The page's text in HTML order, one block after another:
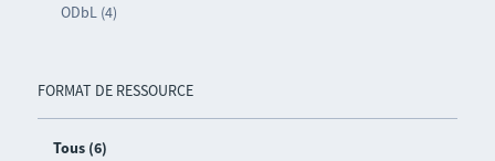
ODbL (4)
FORMAT DE RESSOURCE
Tous (6)